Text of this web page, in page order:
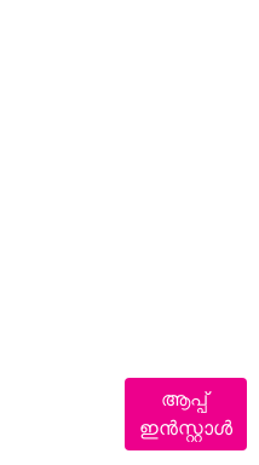
ആപ്പ്
ഇൻസ്റ്റാൾ